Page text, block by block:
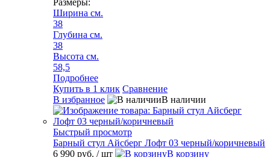
Размеры:
Ширина см.
38
Глубина см.
38
Высота см.
58,5
Подробнее
Купить в 1 клик Сравнение
В избранное
В наличии
Быстрый просмотр
Барный стул Айсберг Лофт 03 черный/коричневый
6 990 руб. / шт
В корзину